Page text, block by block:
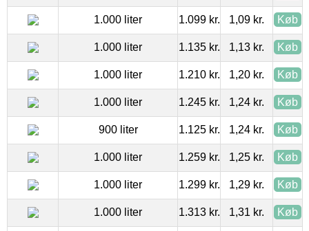
1.000 liter 1.099 kr. 1,09 kr. Køb
1.000 liter 1.135 kr. 1,13 kr. Køb
1.000 liter 1.210 kr. 1,20 kr. Køb
1.000 liter 1.245 kr. 1,24 kr. Køb
900 liter 1.125 kr. 1,24 kr. Køb
1.000 liter 1.259 kr. 1,25 kr. Køb
1.000 liter 1.299 kr. 1,29 kr. Køb
1.000 liter 1.313 kr. 1,31 kr. Køb